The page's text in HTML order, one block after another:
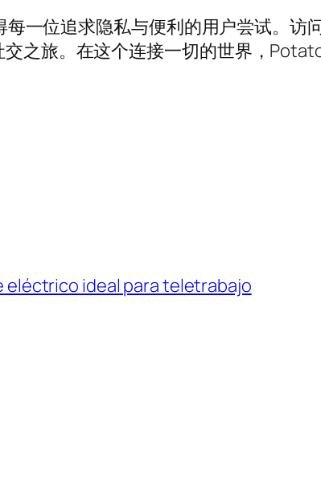
一位追求隐私与便利的用户尝试。
之旅。在这个连接一切的世界，
eléctrico ideal para teletrabajo